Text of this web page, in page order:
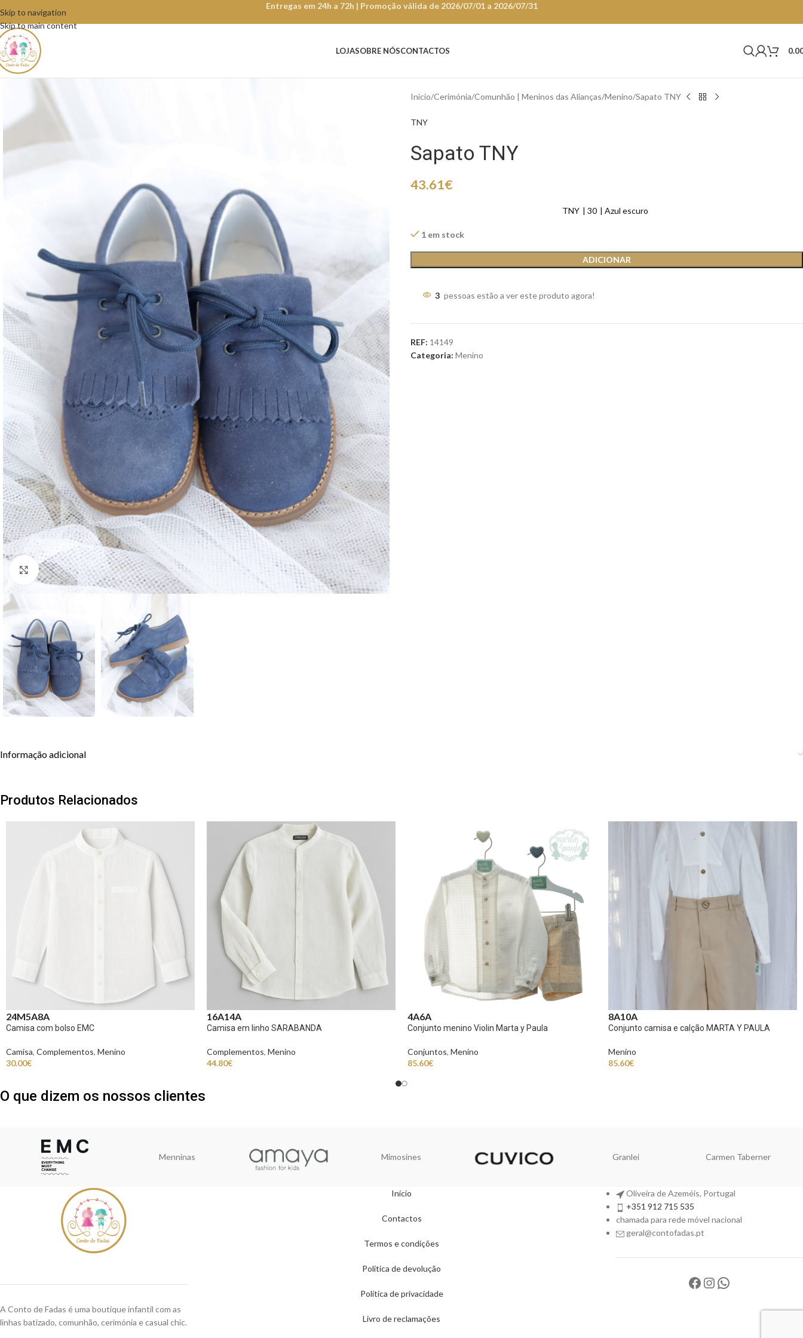
Skip to navigation
Skip to main content
Entregas em 24h a 72h | Promoção válida de 2026/07/01 a 2026/07/31
LOJASOBRE NÓSCONTACTOS
Clique para aumentar
Início Cerimónia Comunhão | Meninos das Alianças Menino Sapato TNY
TNY
Sapato TNY
43.61€
TNY 30 Azul escuro
1 em stock
ADICIONAR
3 pessoas estão a ver este produto agora!
REF: 14149
Categoria: Menino
Informação adicional
Produtos Relacionados
24M5A8A
Camisa com bolso EMC
Camisa, Complementos, Menino
30.00€
16A14A
Camisa em linho SARABANDA
Complementos, Menino
44.80€
4A6A
Conjunto menino Violin Marta y Paula
Conjuntos, Menino
85.60€
8A10A
Conjunto camisa e calção MARTA Y PAULA
Menino
85.60€
O que dizem os nossos clientes
Menninas Mimosines Granlei Carmen Taberner
A Conto de Fadas é uma boutique infantil com as
linhas batizado, comunhão, cerimónia e casual chic.
Início
Contactos
Termos e condições
Política de devolução
Política de privacidade
Livro de reclamações
Oliveira de Azeméis, Portugal
+351 912 715 535
chamada para rede móvel nacional
geral@contofadas.pt